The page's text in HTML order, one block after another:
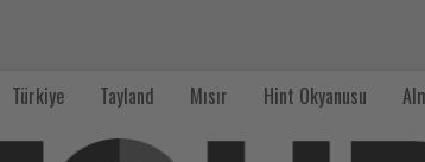
Türkiye Tayland Mısır Hint Okyanusu